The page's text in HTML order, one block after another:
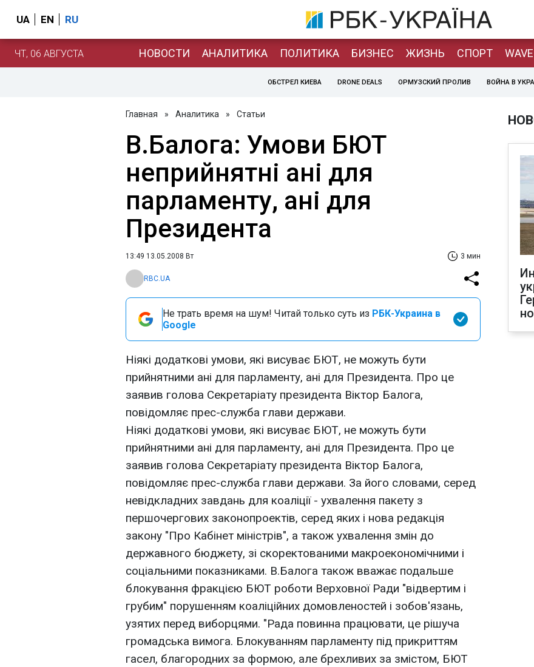
UA EN RU
ЧТ, 06 АВГУСТА НОВОСТИ АНАЛИТИКА ПОЛИТИКА БИЗНЕС ЖИЗНЬ СПОРТ WAVE
ОБСТРЕЛ КИЕВА DRONE DEALS ОРМУЗСКИЙ ПРОЛИВ ВОЙНА В
Главная » Аналитика » Статьи
В.Балога: Умови БЮТ
неприйнятні ані для
парламенту, ані для
Президента
13:49 13.05.2008 Вт 3 мин
RBC.UA
Не трать время на шум! Читай только суть из РБК-Украина в
Google
Ніякі додаткові умови, які висуває БЮТ, не можуть бути
прийнятними ані для парламенту, ані для Президента. Про це
заявив голова Секретаріату президента Віктор Балога,
повідомляє прес-служба глави держави.
Ніякі додаткові умови, які висуває БЮТ, не можуть бути
прийнятними ані для парламенту, ані для Президента. Про це
заявив голова Секретаріату президента Віктор Балога,
повідомляє прес-служба глави держави. За його словами, серед
невідкладних завдань для коаліції - ухвалення пакету з
першочергових законопроектів, серед яких і нова редакція
закону "Про Кабінет міністрів", а також ухвалення змін до
державного бюджету, зі скоректованими макроекономічними і
соціальними показниками. В.Балога також вважає подальше
блокування фракцією БЮТ роботи Верховної Ради "відвертим і
грубим" порушенням коаліційних домовленостей і зобов'язань,
узятих перед виборцями. "Рада повинна працювати, це рішуча
громадська вимога. Блокуванням парламенту під прикриттям
гасел, благородних за формою, але брехливих за змістом, БЮТ